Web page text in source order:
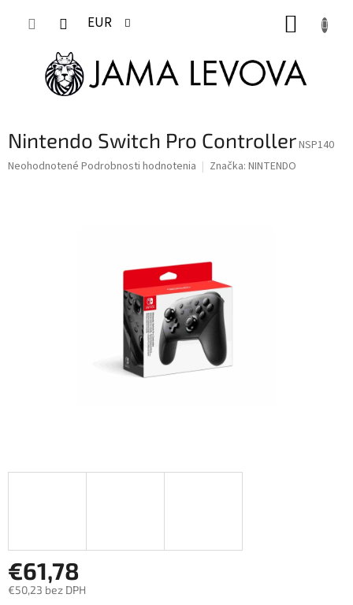
EUR
Nintendo Switch Pro ControllerNSP140
Priemerné
Neohodnotené Podrobnosti hodnotenia Značka: NINTENDO
€61,78
€50,23 bez DPH